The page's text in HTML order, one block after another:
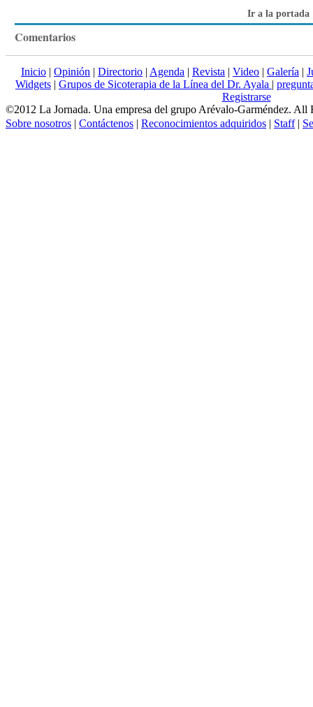
Ir a la portada
Comentarios
Inicio | Opinión | Directorio | Agenda | Revista | Video | Galería |
Widgets | Grupos de Sicoterapia de la Línea del Dr. Ayala |
Registrarse
©2012 La Jornada. Una empresa del grupo Arévalo-Garméndez. All
Sobre nosotros | Contáctenos | Reconocimientos adquiridos | Staff|